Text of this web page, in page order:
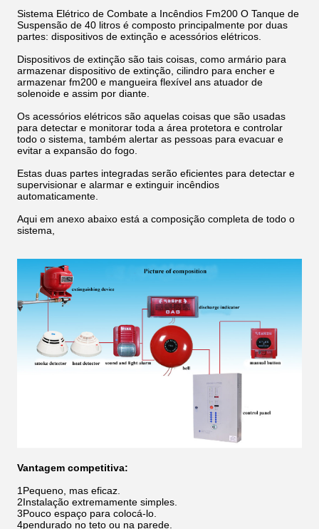
Sistema Elétrico de Combate a Incêndios Fm200 O Tanque de
Suspensão de 40 litros é composto principalmente por duas
partes: dispositivos de extinção e acessórios elétricos.
Dispositivos de extinção são tais coisas, como armário para
armazenar dispositivo de extinção, cilindro para encher e
armazenar fm200 e mangueira flexível ans atuador de
solenoide e assim por diante.
Os acessórios elétricos são aquelas coisas que são usadas
para detectar e monitorar toda a área protetora e controlar
todo o sistema, também alertar as pessoas para evacuar e
evitar a expansão do fogo.
Estas duas partes integradas serão eficientes para detectar e
supervisionar e alarmar e extinguir incêndios
automaticamente.
Aqui em anexo abaixo está a composição completa de todo o
sistema,
Vantagem competitiva:
1Pequeno, mas eficaz.
2Instalação extremamente simples.
3Pouco espaço para colocá-lo.
4pendurado no teto ou na parede.